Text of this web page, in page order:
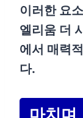
이러한 요
엘리움 더
에서 매력
다.
마치며